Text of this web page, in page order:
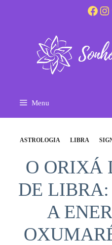
Menu
ASTROLOGIA LIBRA
O ORIXÁ
DE
A